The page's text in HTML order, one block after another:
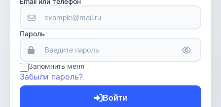
Пароль
Запомнить меня
Забыли пароль?
Войти